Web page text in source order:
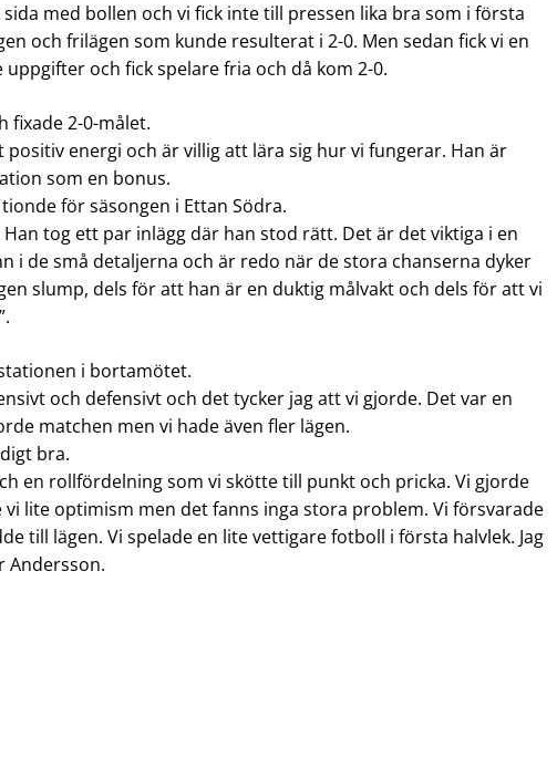
med bollen och vi fick inte till pressen lika bra som i första
och frilägen som kunde resulterat i 2-0. Men sedan fick vi en
och fick spelare fria och då kom 2-0.
fixade 2-0-målet.
energi och är villig att lära sig hur vi fungerar. Han är
som en bonus.
för säsongen i Ettan Södra.
tog ett par inlägg där han stod rätt. Det är det viktiga i en
i de små detaljerna och är redo när de stora chanserna dyker
slump, dels för att han är en duktig målvakt och dels för att vi
i bortamötet.
och defensivt och det tycker jag att vi gjorde. Det var en
matchen men vi hade även fler lägen.
bra.
en rollfördelning som vi skötte till punkt och pricka. Vi gjorde
lite optimism men det fanns inga stora problem. Vi försvarade
till lägen. Vi spelade en lite vettigare fotboll i första halvlek. Jag
Andersson.